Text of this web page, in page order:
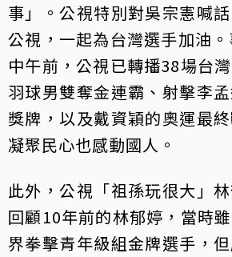
事」。公視特別對吳宗憲喊
公視，一起為台灣選手加油
中午前，公視已轉播38場台
羽球男雙奪金連霸、射擊李
獎牌，以及戴資穎的奧運最
凝聚民心也感動國人。
此外，公視「祖孫玩很大」
回顧10年前的林郁婷，當時
界拳擊青年級組金牌選手，